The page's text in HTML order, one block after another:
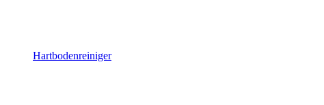
Hartbodenreiniger